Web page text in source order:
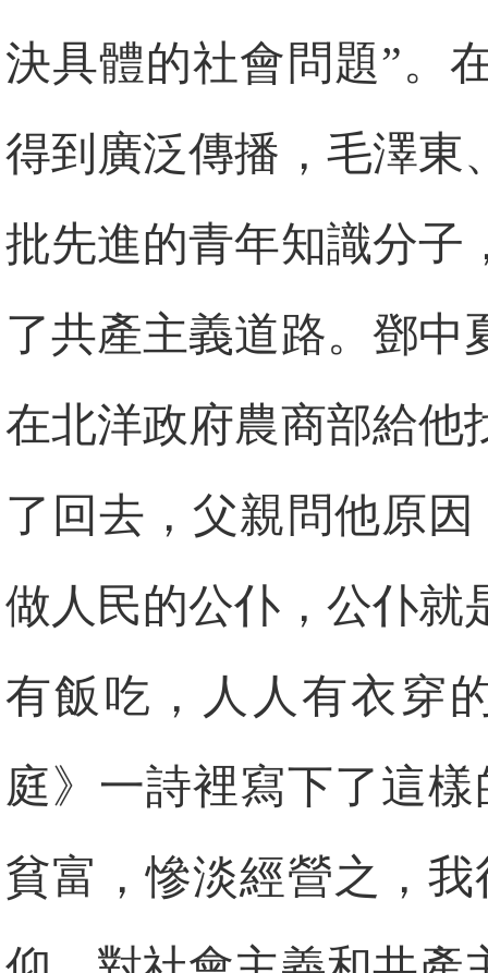
決具體的社會問題”。
得到廣泛傳播，毛澤東
批先進的青年知識分子
了共產主義道路。鄧中
在北洋政府農商部給他
了回去，父親問他原
做人民的公仆，公仆
有飯吃，人人有衣穿
庭》一詩裡寫下了這
貧富，慘淡經營之，